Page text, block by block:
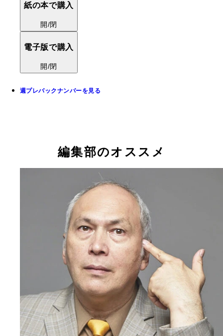
紙の本で購入
開/閉
電子版で購入
開/閉
週プレバックナンバーを見る
編集部のオススメ